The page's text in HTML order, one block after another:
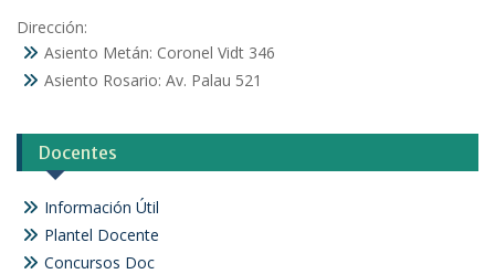
Dirección:
Asiento Metán: Coronel Vidt 346
Asiento Rosario: Av. Palau 521
Docentes
Información Útil
Plantel Docente
Concursos Doc